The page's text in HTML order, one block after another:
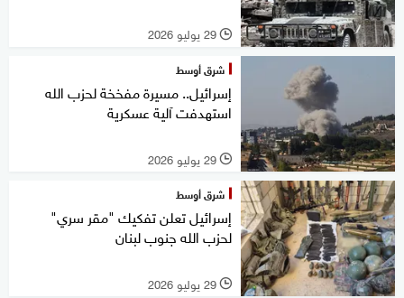
l 29 يوليو 2026
شرق أوسط
إسرائيل.. مسيرة مفخخة لحزب الله
استهدفت آلية عسكرية
l 29 يوليو 2026
شرق أوسط
إسرائيل تعلن تفكيك "مقر سري"
لحزب الله جنوب لبنان
l 29 يوليو 2026